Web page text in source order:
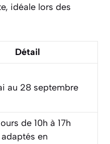
idéale lors des
Détail
au 28 septembre
de 10h à 17h
en